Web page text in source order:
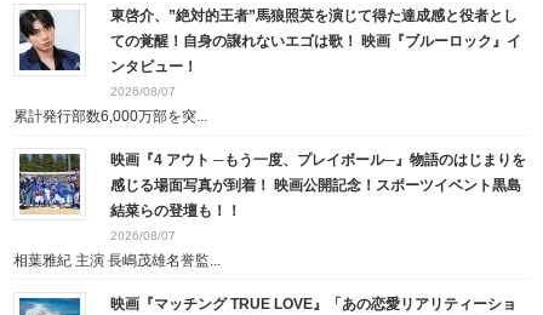
東啓介、”絶対的王者”馬狼照英を演じて得た達成感と役者とし
ての覚醒！自身の譲れないエゴは歌！ 映画『ブルーロック』イ
ンタビュー！
2026/08/07
累計発行部数6,000万部を突...
映画『4 アウト ─もう一度、プレイボール─』物語のはじまりを
感じる場面写真が到着！ 映画公開記念！スポーツイベント黒島
結菜らの登壇も！！
2026/08/07
相葉雅紀 主演 長嶋茂雄名誉監...
映画『マッチング TRUE LOVE』「あの恋愛リアリティーショ